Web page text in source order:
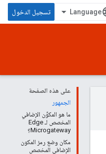
تسجيل الدخول
على هذه الصفحة
الجمهور
ما هو المكوِّن الإضافي
المخصص لـ Edge
Microgateway؟
مكان وضع رمز المكون
الإضافي المخصص